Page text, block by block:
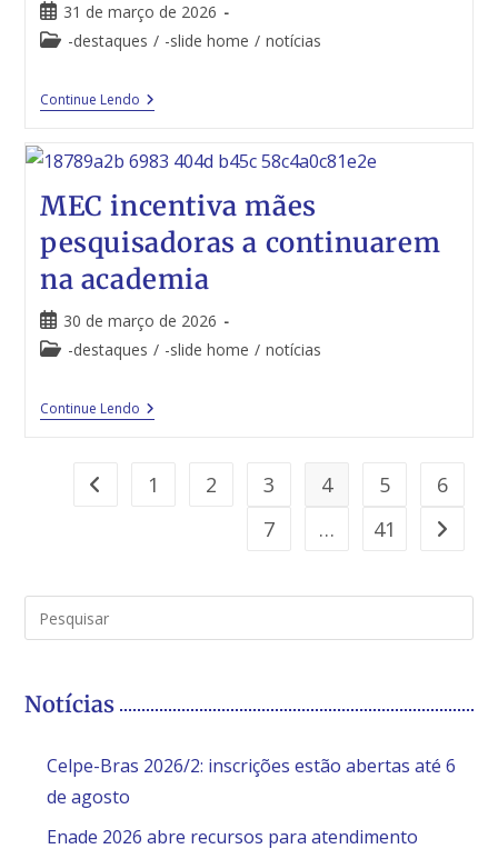
31 de março de 2026
-destaques / -slide home / notícias
Continue Lendo
MEC incentiva mães
pesquisadoras a continuarem
na academia
30 de março de 2026
-destaques / -slide home / notícias
Continue Lendo
1 2 3 4 5
6
7
… 41
Notícias
Celpe-Bras 2026/2: inscrições estão abertas até 6
de agosto
Enade 2026 abre recursos para atendimento